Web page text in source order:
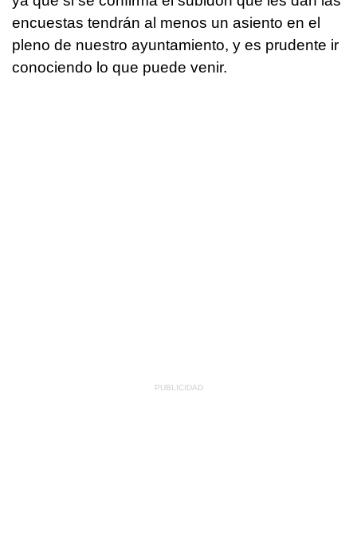
encuestas tendrán al menos un asiento en el
pleno de nuestro ayuntamiento, y es prudente ir
conociendo lo que puede venir.